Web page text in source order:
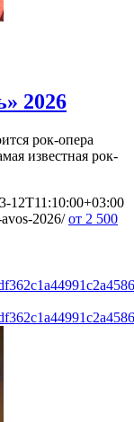
2026
рок-опера
известная рок-
12T11:10:00+03:00
2026/ от 2 500